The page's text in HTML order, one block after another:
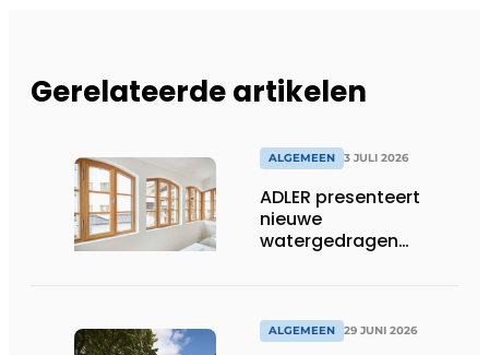
Gerelateerde artikelen
ALGEMEEN 3 JULI 2026
ADLER presenteert
nieuwe
watergedragen
ALGEMEEN 29 JUNI 2026